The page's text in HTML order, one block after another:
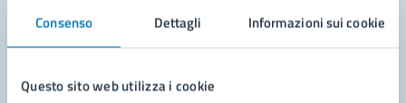
Consenso Dettagli Informazioni sui cookie
Questo sito web utilizza i cookie
Leggi le domande frequenti
Richiedi assistenza